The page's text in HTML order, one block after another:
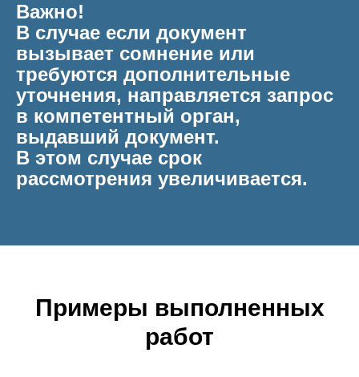
Важно!
В случае если документ
вызывает сомнение или
требуются дополнительные
уточнения, направляется запрос
в компетентный орган,
выдавший документ.
В этом случае срок
рассмотрения увеличивается.
Примеры выполненных
работ